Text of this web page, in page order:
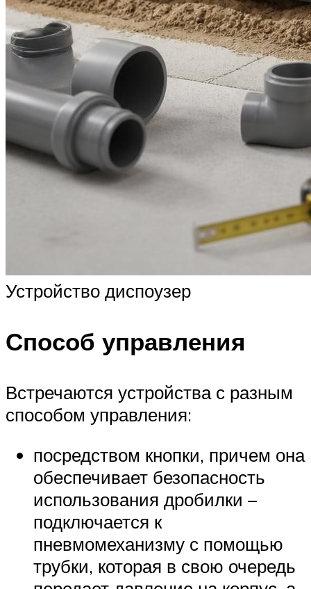
Устройство диспоузер
Способ управления
Встречаются устройства с разным
способом управления:
посредством кнопки, причем она
обеспечивает безопасность
использования дробилки –
подключается к
пневмомеханизму с помощью
трубки, которая в свою очередь